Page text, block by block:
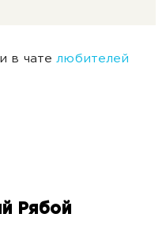
в чате любителей
Рябой